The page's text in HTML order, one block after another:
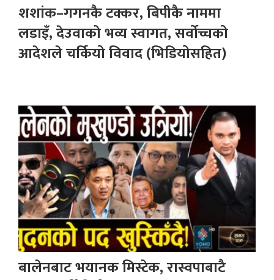
शशांक–गगनकै टक्कर, बिपीकै नाममा
लडाइँ, देउवाको भव्य स्वागत, सर्वोच्चको
आदेशले चर्कियो विवाद (भिडियोसहित)
बालेनबाट भयानक मिस्टेक, रास्वपाबाटै